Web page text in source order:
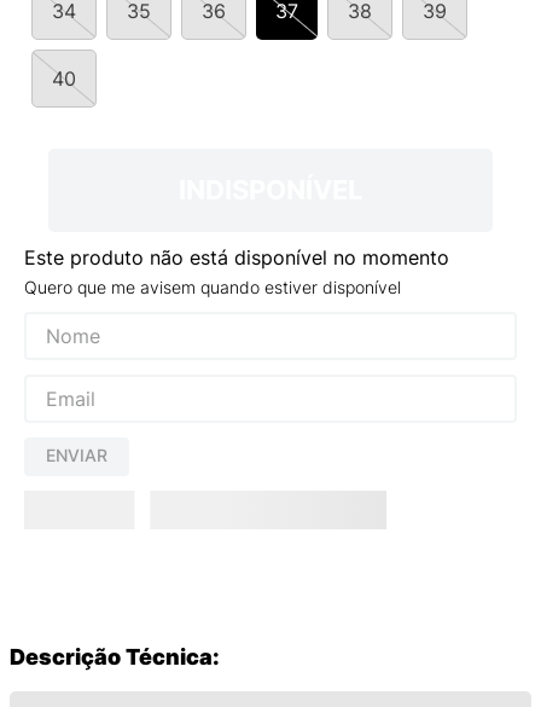
34 35 36 37 38 39
40
Este produto não está disponível no momento
Quero que me avisem quando estiver disponível
ENVIAR
Descrição Técnica:
º
NEW 530
10º VANS TÊNIS VANS ULTRARANGE